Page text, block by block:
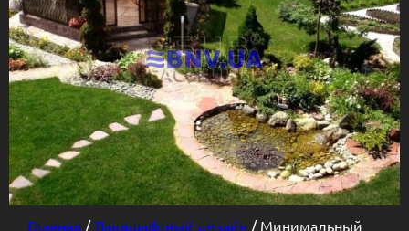
Главная / Ландшафтный дизайн / Минимальный